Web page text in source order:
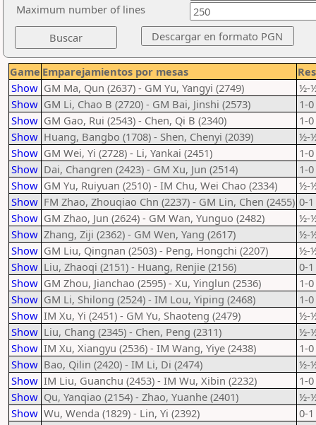
Maximum number of lines
Game Emparejamientos por mesas
Show GM Ma, Qun (2637) - GM Yu, Yangyi (2749)
½-
Show GM Li, Chao B (2720) - GM Bai, Jinshi (2573)
1-0
Show GM Gao, Rui (2543) - Chen, Qi B (2340)
1-0
Show Huang, Bangbo (1708) - Shen, Chenyi (2039)
½-
Show GM Wei, Yi (2728) - Li, Yankai (2451)
1-0
Show Dai, Changren (2423) - GM Xu, Jun (2514)
1-0
Show GM Yu, Ruiyuan (2510) - IM Chu, Wei Chao (2334)
½-
Show FM Zhao, Zhouqiao Chn (2237) - GM Lin, Chen (2455) 0-1
Show GM Zhao, Jun (2624) - GM Wan, Yunguo (2482)
½-
Show Zhang, Ziji (2362) - GM Wen, Yang (2617)
½-
Show GM Liu, Qingnan (2503) - Peng, Hongchi (2207)
½-
Show Liu, Zhaoqi (2151) - Huang, Renjie (2156)
0-1
Show GM Zhou, Jianchao (2595) - Xu, Yinglun (2536)
1-0
Show GM Li, Shilong (2524) - IM Lou, Yiping (2468)
1-0
Show IM Xu, Yi (2451) - GM Yu, Shaoteng (2479)
½-
Show Liu, Chang (2345) - Chen, Peng (2311)
½-
Show IM Xu, Xiangyu (2536) - IM Wang, Yiye (2438)
1-0
Show Bao, Qilin (2420) - IM Li, Di (2474)
½-
Show IM Liu, Guanchu (2453) - IM Wu, Xibin (2232)
1-0
Show Qu, Yanqiao (2154) - Zhao, Yuanhe (2401)
½-
Show Wu, Wenda (1829) - Lin, Yi (2392)
0-1